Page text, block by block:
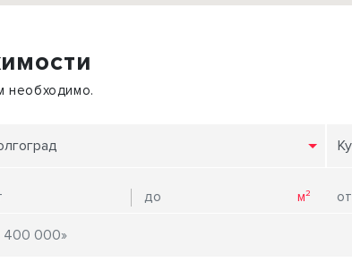
необходимо.